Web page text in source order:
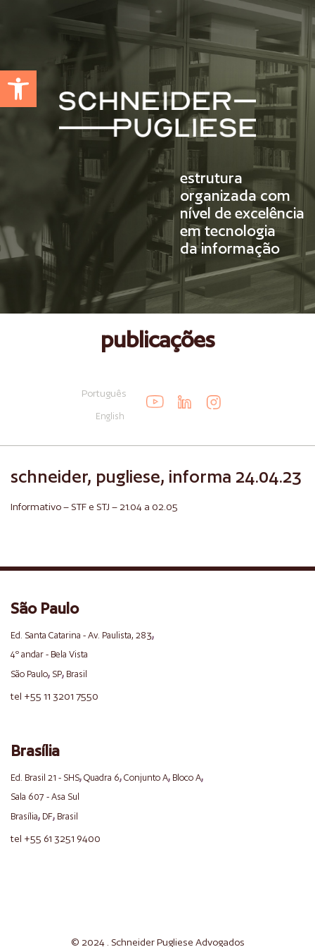
Abrir a barra de ferramentas
estrutura
organizada com
nível de excelência
em tecnologia
da informação
publicações
Português
English
schneider, pugliese, informa 24.04.23
Informativo – STF e STJ – 21.04 a 02.05
São Paulo
Ed. Santa Catarina - Av. Paulista, 283,
4º andar - Bela Vista
São Paulo, SP, Brasil
tel +55 11 3201 7550
Brasília
Ed. Brasil 21 - SHS, Quadra 6, Conjunto A, Bloco A,
Sala 607 - Asa Sul
Brasília, DF, Brasil
tel +55 61 3251 9400
© 2024 . SchneiderPugliese Advogados